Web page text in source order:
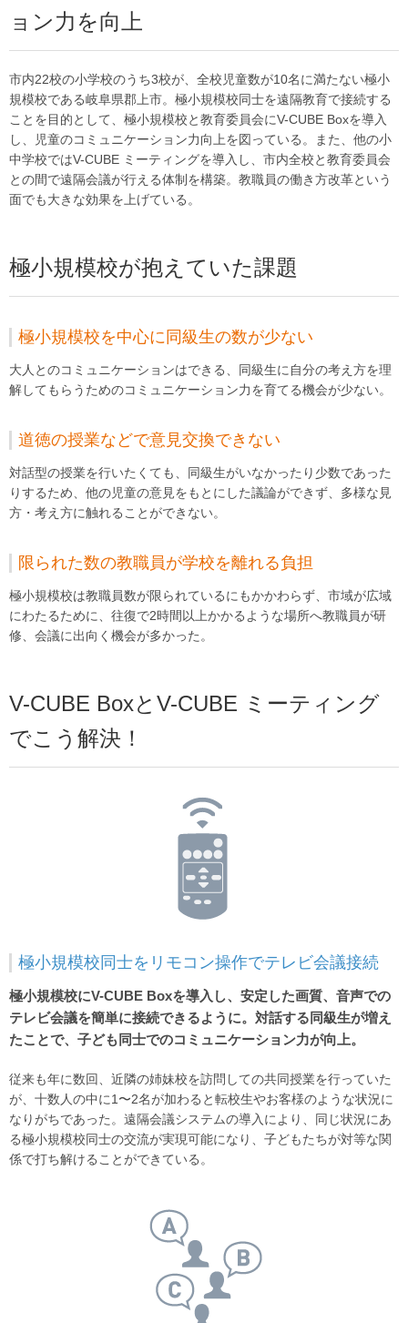
ョン力を向上
市内22校の小学校のうち3校が、全校児童数が10名に満たない極小
規模校である岐阜県郡上市。極小規模校同士を遠隔教育で接続する
ことを目的として、極小規模校と教育委員会にV-CUBE Boxを導入
し、児童のコミュニケーション力向上を図っている。また、他の小
中学校ではV-CUBE ミーティングを導入し、市内全校と教育委員会
との間で遠隔会議が行える体制を構築。教職員の働き方改革という
面でも大きな効果を上げている。
極小規模校が抱えていた課題
極小規模校を中心に同級生の数が少ない
大人とのコミュニケーションはできる、同級生に自分の考え方を理
解してもらうためのコミュニケーション力を育てる機会が少ない。
道徳の授業などで意見交換できない
対話型の授業を行いたくても、同級生がいなかったり少数であった
りするため、他の児童の意見をもとにした議論ができず、多様な見
方・考え方に触れることができない。
限られた数の教職員が学校を離れる負担
極小規模校は教職員数が限られているにもかかわらず、市域が広域
にわたるために、往復で2時間以上かかるような場所へ教職員が研
修、会議に出向く機会が多かった。
V-CUBE BoxとV-CUBE ミーティング
でこう解決！
極小規模校同士をリモコン操作でテレビ会議接続
極小規模校にV-CUBE Boxを導入し、安定した画質、音声での
テレビ会議を簡単に接続できるように。対話する同級生が増え
たことで、子ども同士でのコミュニケーション力が向上。
従来も年に数回、近隣の姉妹校を訪問しての共同授業を行っていた
が、十数人の中に1〜2名が加わると転校生やお客様のような状況に
なりがちであった。遠隔会議システムの導入により、同じ状況にあ
る極小規模校同士の交流が実現可能になり、子どもたちが対等な関
係で打ち解けることができている。